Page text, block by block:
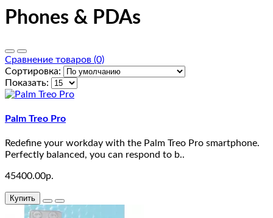
Windows
Components
1
Phones & PDAs
Сравнение товаров (0)
Сортировка:
Показать:
Palm Treo Pro
Redefine your workday with the Palm Treo Pro smartphone.
Perfectly balanced, you can respond to b..
45400.00р.
Купить